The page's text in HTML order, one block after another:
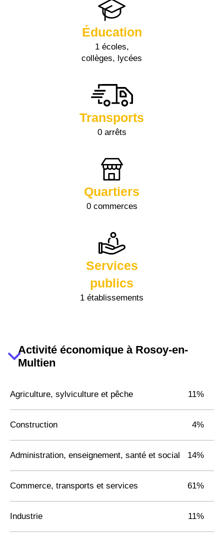
Éducation
1 écoles,
collèges, lycées
Transports
0 arrêts
Quartiers
0 commerces
Services
publics
1 établissements
Activité économique à Rosoy-en-
Multien
Agriculture, sylviculture et pêche 11%
Construction 4%
Administration, enseignement, santé et social 14%
Commerce, transports et services 61%
Industrie 11%